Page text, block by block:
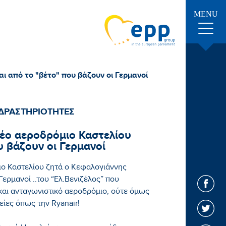
MENU
από το "βέτο" που βάζουν οι Γερμανοί
αεροδρόμιο Καστελίου
οι Γερμανοί
Καστελίου ζητά ο Κεφαλογιάννης
..του “Ελ.Βενιζέλος” που
ανταγωνιστικό αεροδρόμιο, ούτε όμως
όπως την Ryanair!